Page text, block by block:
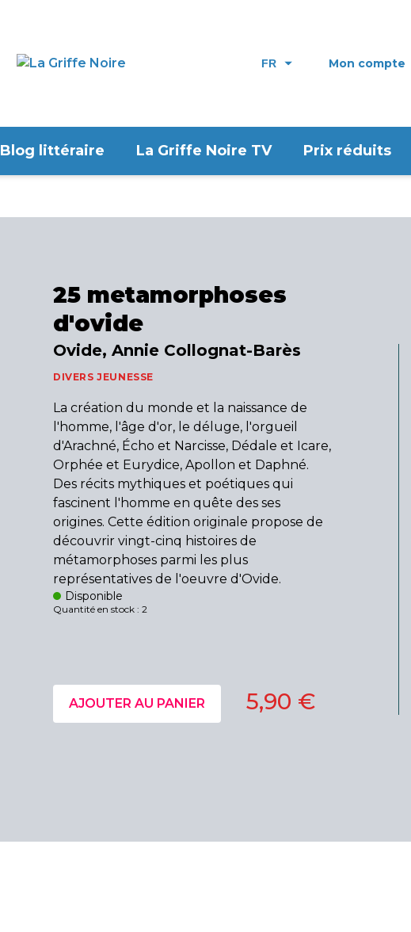
FR Mon compte
Blog littéraire La Griffe Noire TV Prix réduits
25 metamorphoses
d'ovide
Ovide, Annie Collognat-Barès
DIVERS JEUNESSE
La création du monde et la naissance de
l'homme, l'âge d'or, le déluge, l'orgueil
d'Arachné, Écho et Narcisse, Dédale et Icare,
Orphée et Eurydice, Apollon et Daphné.
Des récits mythiques et poétiques qui
fascinent l'homme en quête des ses
origines. Cette édition originale propose de
découvrir vingt-cinq histoires de
métamorphoses parmi les plus
représentatives de l'oeuvre d'Ovide.
Disponible
Quantité en stock : 2
5,90 €
AJOUTER AU PANIER